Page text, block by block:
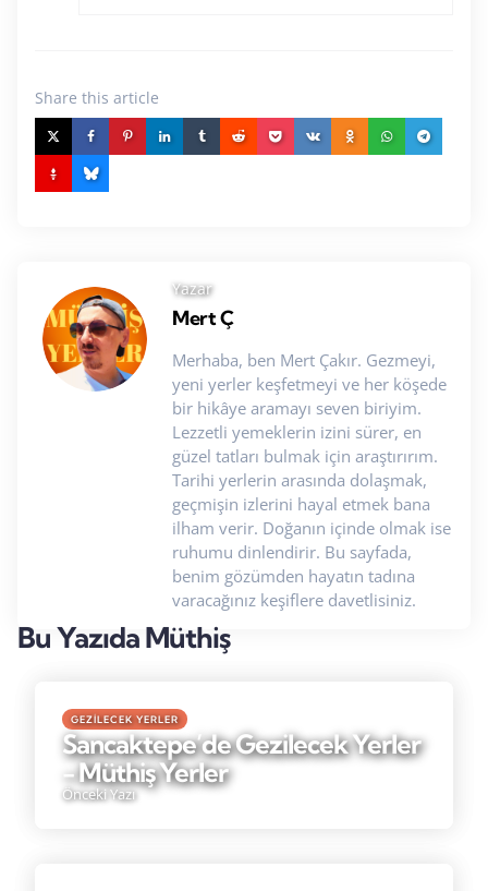
Share this article
Yazar
Mert Ç
Merhaba, ben Mert Çakır. Gezmeyi,
yeni yerler keşfetmeyi ve her köşede
bir hikâye aramayı seven biriyim.
Lezzetli yemeklerin izini sürer, en
güzel tatları bulmak için araştırırım.
Tarihi yerlerin arasında dolaşmak,
geçmişin izlerini hayal etmek bana
ilham verir. Doğanın içinde olmak ise
ruhumu dinlendirir. Bu sayfada,
benim gözümden hayatın tadına
varacağınız keşiflere davetlisiniz.
Bu Yazıda Müthiş
GEZILECEK YERLER
Sancaktepe’de Gezilecek Yerler
- Müthiş Yerler
Önceki Yazı